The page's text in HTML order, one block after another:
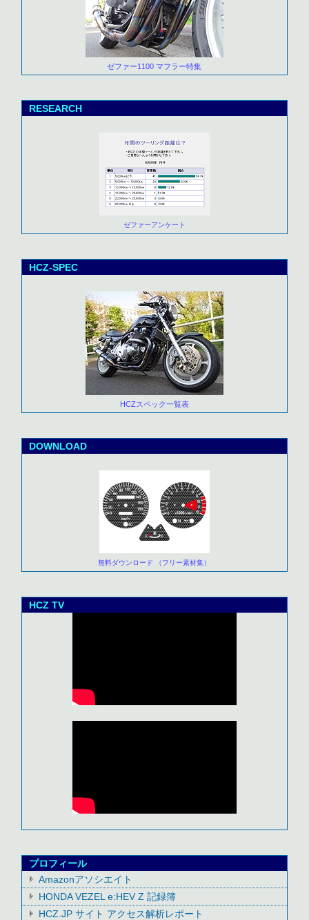
ゼファー1100 マフラー特集
RESEARCH
ゼファーアンケート
HCZ-SPEC
HCZスペック一覧表
DOWNLOAD
無料ダウンロード （フリー素材集）
HCZ TV
プロフィール
Amazonアソシエイト
HONDA VEZEL e:HEV Z 記録簿
HCZ.JP サイト アクセス解析レポート